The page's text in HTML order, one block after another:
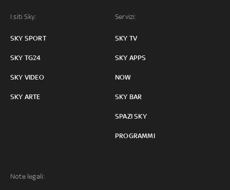
I siti Sky:
SKY SPORT
SKY TG24
SKY VIDEO
SKY ARTE
Servizi:
SKY TV
SKY APPS
NOW
SKY BAR
SPAZI SKY
PROGRAMMI
Note legali: